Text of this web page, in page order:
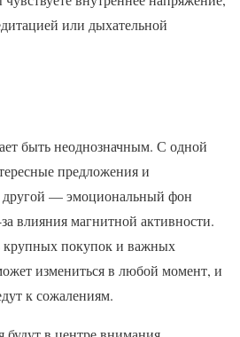
или дыхательной
быть неоднозначным. С одной
предложения и
другой — эмоциональный фон
влияния магнитной активности.
крупных покупок и важных
измениться в любой момент, и
к сожалениям.